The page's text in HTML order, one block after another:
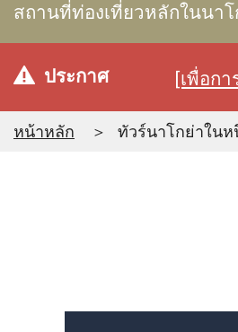
สถานที่ท่องเที่ยวหลักในนาโ
ประกาศ [เพื่อก
หน้าหลัก ทัวร์นาโกย่าในห